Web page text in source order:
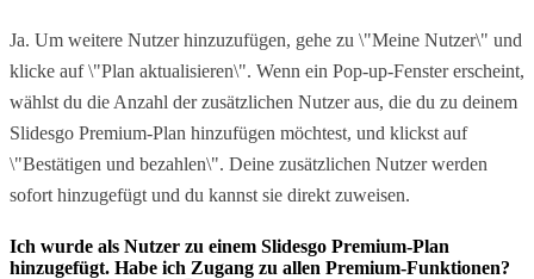
Ja. Um weitere Nutzer hinzuzufügen, gehe zu \"Meine Nutzer\" und
klicke auf \"Plan aktualisieren\". Wenn ein Pop-up-Fenster erscheint,
wählst du die Anzahl der zusätzlichen Nutzer aus, die du zu deinem
Slidesgo Premium-Plan hinzufügen möchtest, und klickst auf
\"Bestätigen und bezahlen\". Deine zusätzlichen Nutzer werden
sofort hinzugefügt und du kannst sie direkt zuweisen.
Ich wurde als Nutzer zu einem Slidesgo Premium-Plan
hinzugefügt. Habe ich Zugang zu allen Premium-Funktionen?